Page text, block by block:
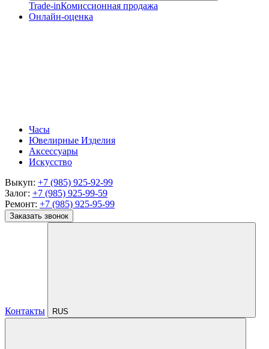
Trade-inКомиссионная продажа
Онлайн-оценка
Часы
Ювелирные Изделия
Аксессуары
Искусство
Выкуп: +7 (985) 925-92-99
Залог: +7 (985) 925-99-59
Ремонт: +7 (985) 925-95-99
Заказать звонок
Контакты RUS